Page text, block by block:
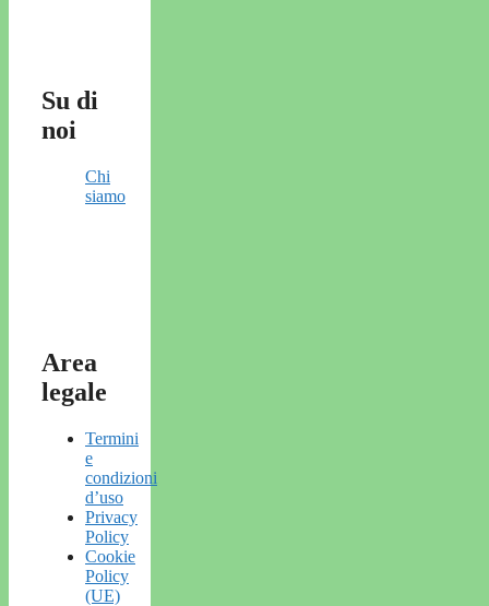
Su di
noi
Chi
siamo
Area
legale
Termini
e
condizioni
d’uso
Privacy
Policy
Cookie
Policy
(UE)